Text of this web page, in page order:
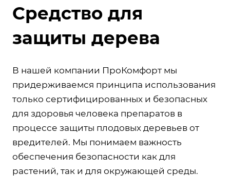
Средство для
защиты дерева
В нашей компании ПроКомфорт мы
придерживаемся принципа использования
только сертифицированных и безопасных
для здоровья человека препаратов в
процессе защиты плодовых деревьев от
вредителей. Мы понимаем важность
обеспечения безопасности как для
растений, так и для окружающей среды.